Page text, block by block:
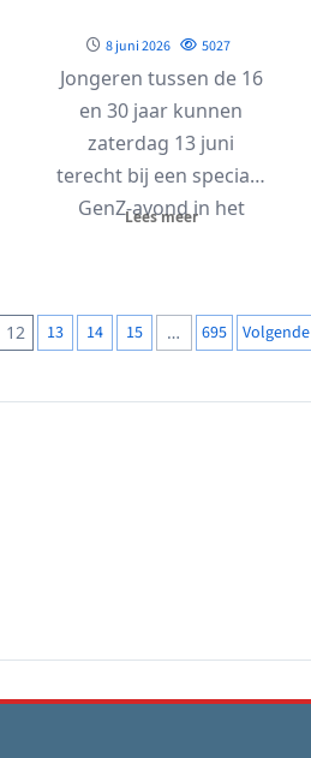
8 juni 2026 5027
Jongeren tussen de 16
en 30 jaar kunnen
zaterdag 13 juni
terecht bij een speciale
GenZ-avond in het
Lees meer
12 13 14 15 … 695 Volgende